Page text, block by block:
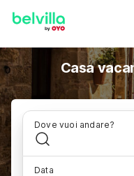
Casa
Dove vuoi andare?
Data